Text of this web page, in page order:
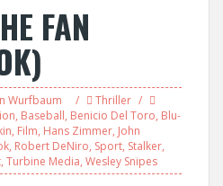
FAN
Wurfbaum
Thriller
, Baseball, Benicio Del Toro, Blu-
, Film, Hans Zimmer, John
, Robert DeNiro, Sport, Stalker,
, Turbine Media, Wesley Snipes